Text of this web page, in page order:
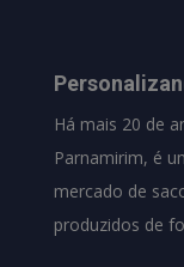
Há mais 20 de
Parnamirim, é
mercado de
produzidos de